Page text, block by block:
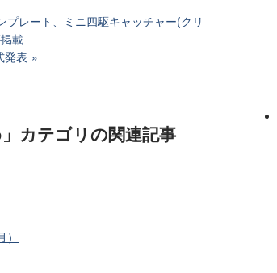
プレート、ミニ四駆キャッチャー(クリ
載
発表
カテゴリの関連記事